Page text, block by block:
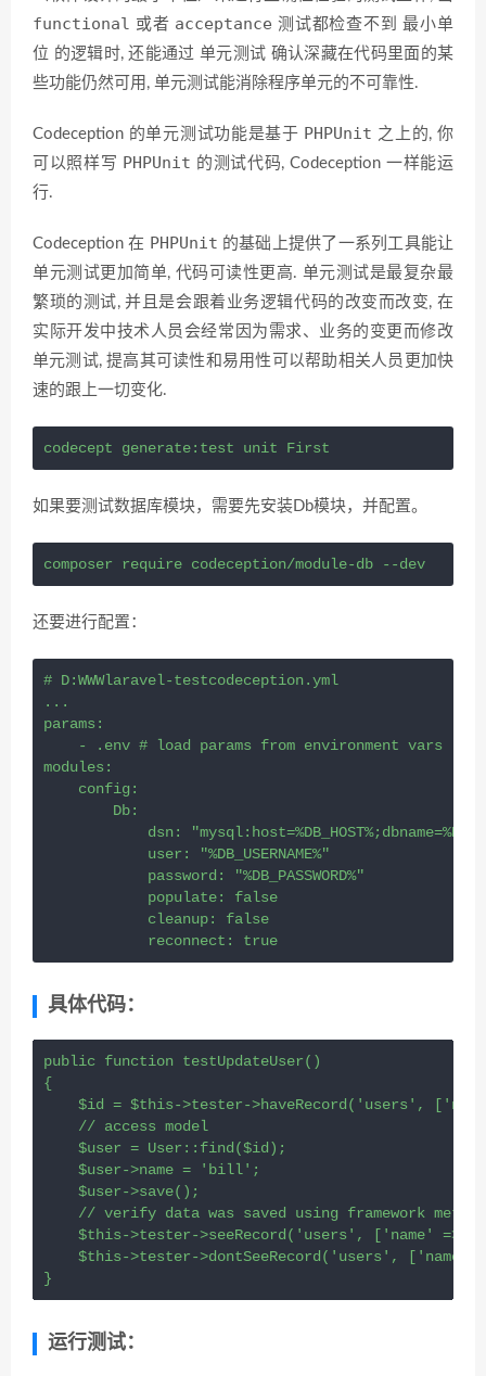
functional 或者 acceptance 测试都检查不到最小单
位 的逻辑时, 还能通过单元测试 确认深藏在代码里面的某
些功能仍然可用, 单元测试能消除程序单元的不可靠性.
Codeception 的单元测试功能是基于 PHPUnit 之上的, 你
可以照样写 PHPUnit 的测试代码, Codeception 一样能运
行.
Codeception 在 PHPUnit 的基础上提供了一系列工具能让
单元测试更加简单, 代码可读性更高. 单元测试是最复杂最
繁琐的测试, 并且是会跟着业务逻辑代码的改变而改变, 在
实际开发中技术人员会经常因为需求、业务的变更而修改
单元测试, 提高其可读性和易用性可以帮助相关人员更加快
速的跟上一切变化.
codecept generate:test unit First
如果要测试数据库模块，需要先安装Db模块，并配置。
composer require codeception/module-db --dev
还要进行配置：
# D:WWWlaravel-testcodeception.yml
...
params:
- .env # load params from environment vars
modules:
config:
Db:
dsn:
user: "%DB_USERNAME%"
password: "%DB_PASSWORD%"
populate: false
cleanup: false
reconnect: true
具体代码：
public function testUpdateUser()
{
$id
= $this->tester->haveRecord ( 'users' , [
// access model
$user = User :: find ($id );
$user->name = 'bill' ;
$user->save();
// verify data was saved using framework
$this->tester->seeRecord ( 'users' , [ 'name' =>
$this->tester->dontSeeRecord ( 'users' , [ 'name'
}
运行测试：